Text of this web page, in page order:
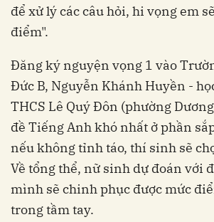
để xử lý các câu hỏi, hi vọng em
điểm".
Đăng ký nguyện vọng 1 vào
Đức B, Nguyễn Khánh Huyền -
THCS Lê Quý Đôn (phường
đề Tiếng Anh khó nhất ở phần
nếu không tỉnh táo, thí sinh sẽ
Về tổng thể, nữ sinh dự đoán với
mình sẽ chinh phục được mức
trong tầm tay.